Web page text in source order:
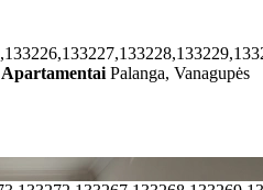
Apartamentai Palanga, Vanagupės